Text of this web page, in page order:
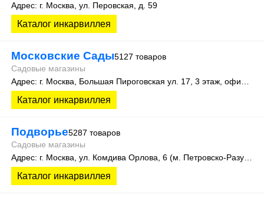
Адрес: г. Москва, ул. Перовская, д. 59
Каталог инкарвиллея
Московские Сады5127 товаров
Садовые магазины
Каталог инкарвиллея
Подворье5287 товаров
Садовые магазины
Каталог инкарвиллея